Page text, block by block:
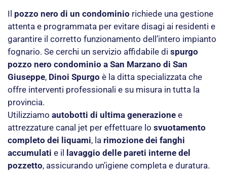
Il pozzo nero di un condominio richiede una gestione
attenta e programmata per evitare disagi ai residenti e
garantire il corretto funzionamento dell’intero impianto
fognario. Se cerchi un servizio affidabile di spurgo
pozzo nero condominio a San Marzano di San
Giuseppe, Dinoi Spurgo è la ditta specializzata che
offre interventi professionali e su misura in tutta la
provincia.
Utilizziamo autobotti di ultima generazione e
attrezzature canal jet per effettuare lo svuotamento
completo dei liquami, la rimozione dei fanghi
accumulati e il lavaggio delle pareti interne del
pozzetto, assicurando un’igiene completa e duratura.